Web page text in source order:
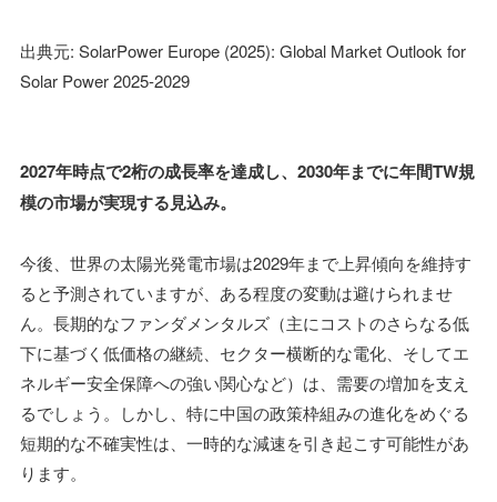
出典元: SolarPower Europe (2025): Global Market Outlook for
Solar Power 2025-2029
2027年時点で2桁の成長率を達成し、2030年までに年間TW規
模の市場が実現する見込み。
今後、世界の太陽光発電市場は2029年まで上昇傾向を維持す
ると予測されていますが、ある程度の変動は避けられませ
ん。長期的なファンダメンタルズ（主にコストのさらなる低
下に基づく低価格の継続、セクター横断的な電化、そしてエ
ネルギー安全保障への強い関心など）は、需要の増加を支え
るでしょう。しかし、特に中国の政策枠組みの進化をめぐる
短期的な不確実性は、一時的な減速を引き起こす可能性があ
ります。